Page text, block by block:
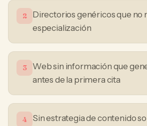
2
Directorios genéricos que no
especialización
3
Web sin información que
antes de la primera cita
4
Sin estrategia de contenido